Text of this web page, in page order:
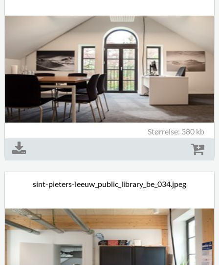
Størrelse: 380 kb
sint-pieters-leeuw_public_library_be_034.jpeg